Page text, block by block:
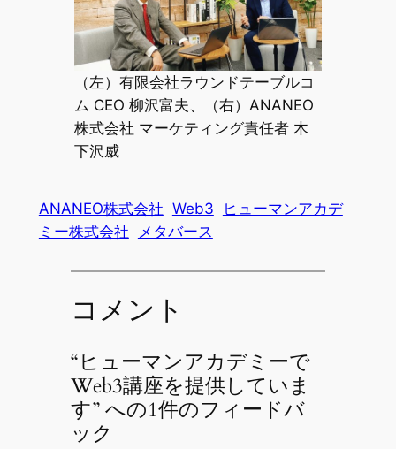
（左）有限会社ラウンドテーブルコ
ム CEO 柳沢富夫、（右）ANANEO
株式会社 マーケティング責任者 木
下沢威
ANANEO株式会社 Web3
ヒューマンアカデ
ミー株式会社
メタバース
コメント
“ヒューマンアカデミーで
Web3講座を提供していま
す” への1件のフィードバ
ック